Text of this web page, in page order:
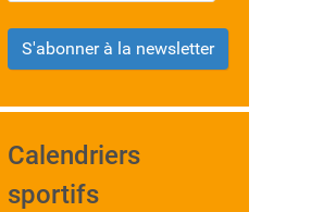
S'abonner à la newsletter
Calendriers
sportifs